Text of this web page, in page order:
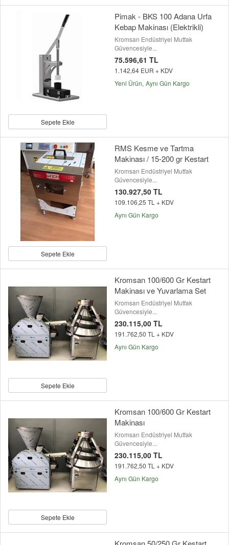
Sepete Ekle
Pimak - BKS 100 Adana Urfa
Kebap Makinası (Elektrikli)
Kromsan Endüstriyel Mutfak
Güvencesiyle...
75.596,61 TL
1.142,64 EUR + KDV
Yeni Ürün Aynı Gün Kargo
Sepete Ekle
RMS Kesme ve Tartma
Makinası / 15-200 gr Kestart
Kromsan Endüstriyel Mutfak
Güvencesiyle...
130.927,50 TL
109.106,25 TL + KDV
Aynı Gün Kargo
Sepete Ekle
Kromsan 100/600 Gr Kestart
Makinası ve Yuvarlama Set
Kromsan Endüstriyel Mutfak
Güvencesiyle...
230.115,00 TL
191.762,50 TL + KDV
Aynı Gün Kargo
Sepete Ekle
Kromsan 100/600 Gr Kestart
Makinası
Kromsan Endüstriyel Mutfak
Güvencesiyle...
230.115,00 TL
191.762,50 TL + KDV
Aynı Gün Kargo